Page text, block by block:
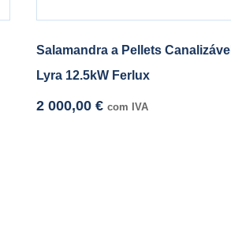
Salamandra a Pellets Canalizável
Lyra 12.5kW Ferlux
2 000,00 € com IVA